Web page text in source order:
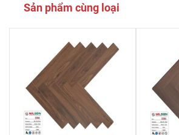
Sản phẩm cùng loại